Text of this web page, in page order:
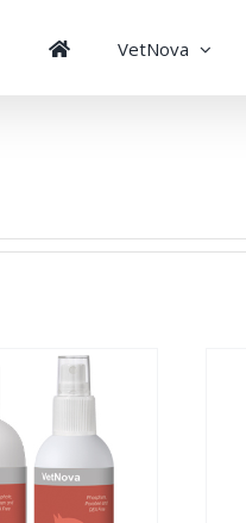
VetNova